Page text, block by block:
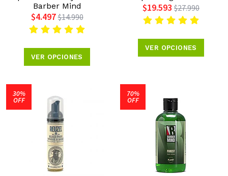
Barber Mind
$4.497 $14.990
VER OPCIONES
$19.593 $27.990
VER OPCIONES
30%
OFF
70%
OFF